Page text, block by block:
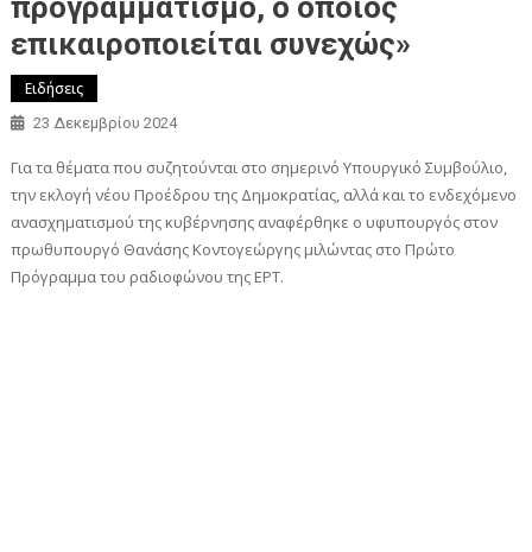
προγραμματισμό, ο οποίος
επικαιροποιείται συνεχώς»
Ειδήσεις
23 Δεκεμβρίου 2024
Για τα θέματα που συζητούνται στο σημερινό Υπουργικό Συμβούλιο,
την εκλογή νέου Προέδρου της Δημοκρατίας, αλλά και το ενδεχόμενο
ανασχηματισμού της κυβέρνησης αναφέρθηκε ο υφυπουργός στον
πρωθυπουργό Θανάσης Κοντογεώργης μιλώντας στο Πρώτο
Πρόγραμμα του ραδιοφώνου της ΕΡΤ.